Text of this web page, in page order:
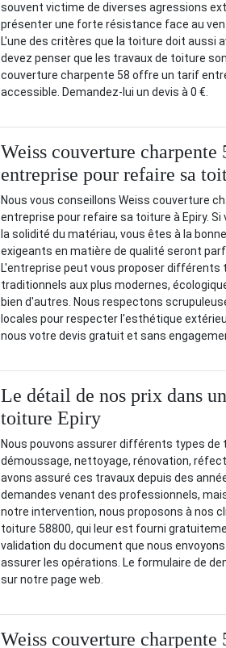
souvent victime de diverses agressions
présenter une forte résistance face au
L'une des critères que la toiture doit aussi
devez penser que les travaux de toiture
couverture charpente 58 offre un tarif
accessible. Demandez-lui un devis à 0 €.
Weiss couverture
entreprise pour refaire sa
Nous vous conseillons Weiss couverture
entreprise pour refaire sa toiture à Epiry.
la solidité du matériau, vous êtes à la
exigeants en matière de qualité seront
L'entreprise peut vous proposer différents
traditionnels aux plus modernes,
bien d'autres. Nous respectons
locales pour respecter l'esthétique
nous votre devis gratuit et sans
Le détail de nos prix dans
toiture Epiry
Nous pouvons assurer différents types de
démoussage, nettoyage, rénovation,
avons assuré ces travaux depuis des
demandes venant des professionnels,
notre intervention, nous proposons à nos
toiture 58800, qui leur est fourni
validation du document que nous
assurer les opérations. Le formulaire de
sur notre page web.
Weiss couverture charpente